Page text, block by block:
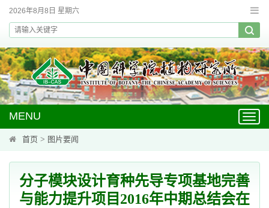
2026年8月8日 星期六
MENU
首页 > 图片要闻
分子模块设计育种先导专项基地完善
与能力提升项目2016年中期总结会在